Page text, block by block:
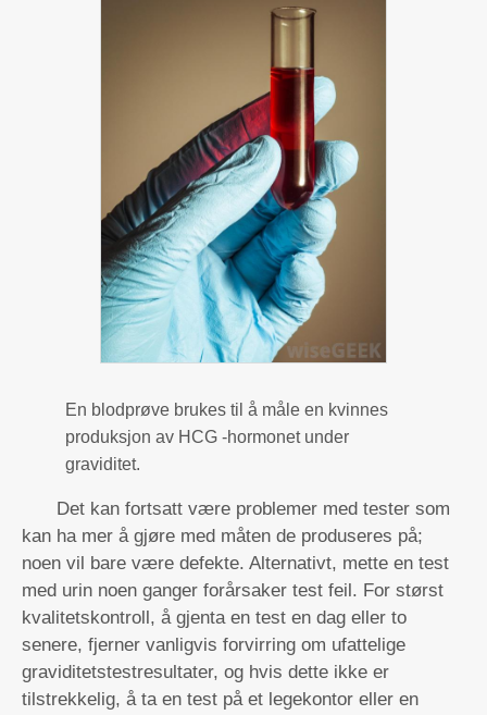
En blodprøve brukes til å måle en kvinnes
produksjon av HCG -hormonet under
graviditet.
Det kan fortsatt være problemer med tester som
kan ha mer å gjøre med måten de produseres på;
noen vil bare være defekte. Alternativt, mette en test
med urin noen ganger forårsaker test feil. For størst
kvalitetskontroll, å gjenta en test en dag eller to
senere, fjerner vanligvis forvirring om ufattelige
graviditetstestresultater, og hvis dette ikke er
tilstrekkelig, å ta en test på et legekontor eller en